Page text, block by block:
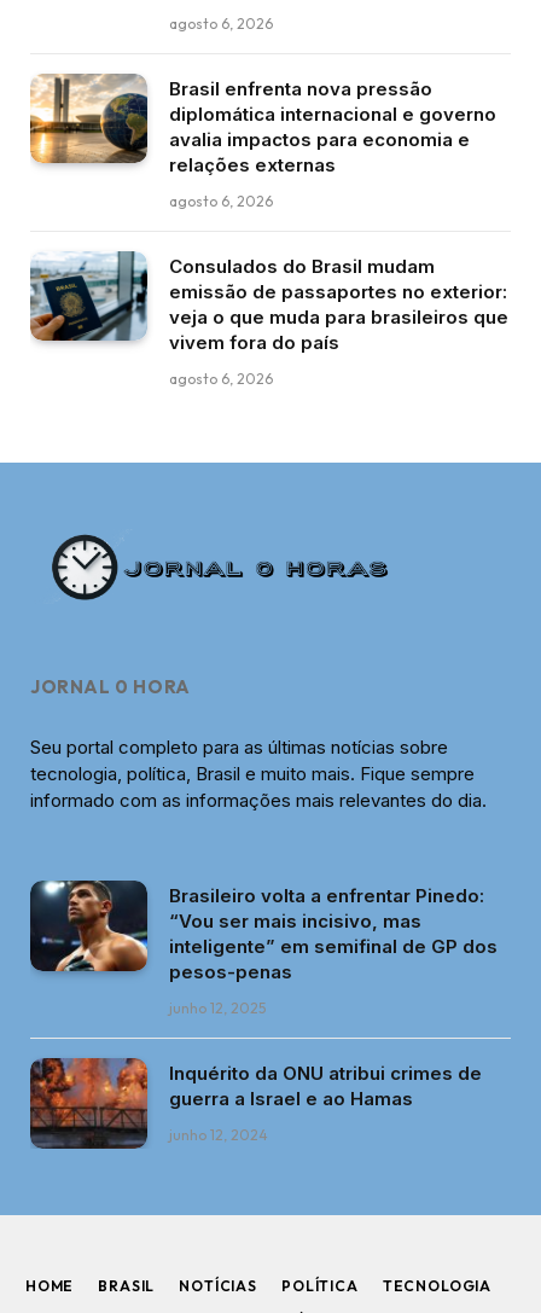
agosto 6, 2026
Brasil enfrenta nova pressão
diplomática internacional e governo
avalia impactos para economia e
relações externas
agosto 6, 2026
Consulados do Brasil mudam
emissão de passaportes no exterior:
veja o que muda para brasileiros que
vivem fora do país
agosto 6, 2026
JORNAL 0 HORA
Seu portal completo para as últimas notícias sobre
tecnologia, política, Brasil e muito mais. Fique sempre
informado com as informações mais relevantes do dia.
Brasileiro volta a enfrentar Pinedo:
“Vou ser mais incisivo, mas
inteligente” em semifinal de GP dos
pesos-penas
junho 12, 2025
Inquérito da ONU atribui crimes de
guerra a Israel e ao Hamas
junho 12, 2024
HOME BRASIL NOTÍCIAS POLÍTICA
TECNOLOGIA